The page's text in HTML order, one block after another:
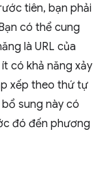
tiên, bạn phải
có thể cung
là URL của
có khả năng xảy
xếp theo thứ tự
sung này có
đó đến phương